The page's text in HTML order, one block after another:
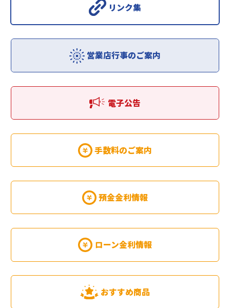
リンク集
営業店行事のご案内
電子公告
手数料のご案内
預金金利情報
ローン金利情報
おすすめ商品